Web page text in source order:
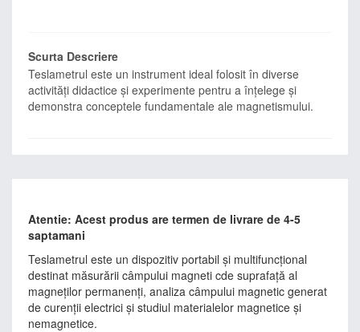
Scurta Descriere
Teslametrul este un instrument ideal folosit în diverse
activități didactice și experimente pentru a înțelege și
demonstra conceptele fundamentale ale magnetismului.
Atentie: Acest produs are termen de livrare de 4-5
saptamani
Teslametrul este un dispozitiv portabil și multifuncțional
destinat măsurării câmpului magneti cde suprafață al
magneților permanenți, analiza câmpului magnetic generat
de curenții electrici și studiul materialelor magnetice și
nemagnetice.